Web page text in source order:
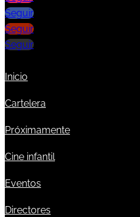
Seguir
Seguir
Seguir
Inicio
Cartelera
Próximamente
Cine infantil
Eventos
Directores